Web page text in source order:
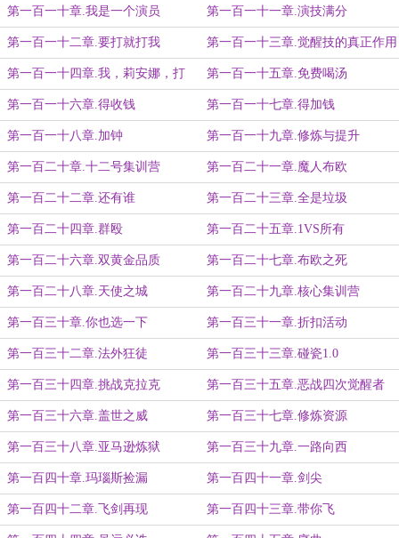
第一百一十章.我是一个演员 第一百一十一章.演技满分
第一百一十二章.要打就打我 第一百一十三章.觉醒技的真正作用
第一百一十四章.我，莉安娜，打
钱！
第一百一十五章.免费喝汤
第一百一十六章.得收钱 第一百一十七章.得加钱
第一百一十八章.加钟 第一百一十九章.修炼与提升
第一百二十章.十二号集训营 第一百二十一章.魔人布欧
第一百二十二章.还有谁 第一百二十三章.全是垃圾
第一百二十四章.群殴 第一百二十五章.1VS所有
第一百二十六章.双黄金品质 第一百二十七章.布欧之死
第一百二十八章.天使之城 第一百二十九章.核心集训营
第一百三十章.你也选一下 第一百三十一章.折扣活动
第一百三十二章.法外狂徒 第一百三十三章.碰瓷1.0
第一百三十四章.挑战克拉克 第一百三十五章.恶战四次觉醒者
第一百三十六章.盖世之威 第一百三十七章.修炼资源
第一百三十八章.亚马逊炼狱 第一百三十九章.一路向西
第一百四十章.玛瑙斯捡漏 第一百四十一章.剑尖
第一百四十二章.飞剑再现 第一百四十三章.带你飞